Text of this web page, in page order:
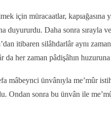
için müracaatlar, kapıağasına
duyururdu. Daha sonra sırayla
itibaren silâhdarlâr aynı
da her zaman pâdişâhın
mâbeynci ünvânıyla me’mûr
Ondan sonra bu ünvân ile